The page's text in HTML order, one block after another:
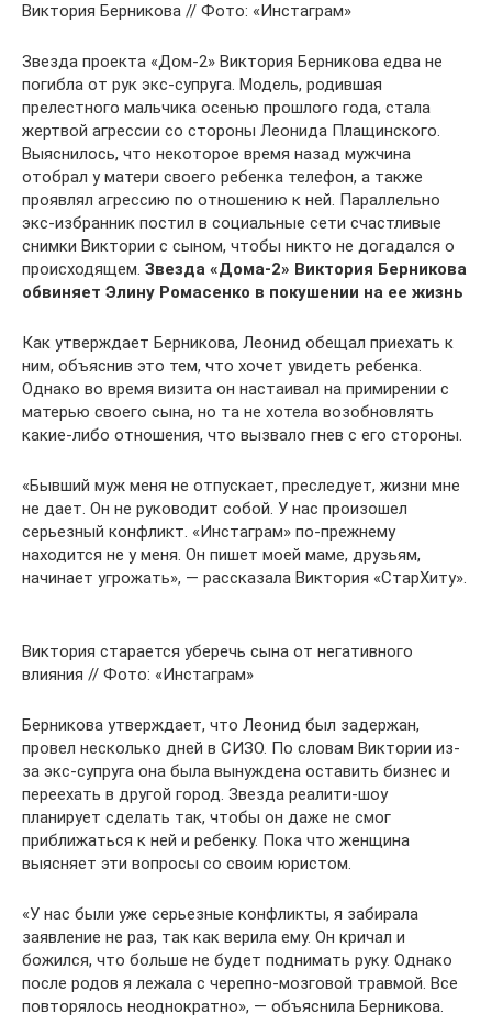
Виктория Берникова // Фото: «Инстаграм»
Звезда проекта «Дом-2» Виктория Берникова едва не
погибла от рук экс-супруга. Модель, родившая
прелестного мальчика осенью прошлого года, стала
жертвой агрессии со стороны Леонида Плащинского.
Выяснилось, что некоторое время назад мужчина
отобрал у матери своего ребенка телефон, а также
проявлял агрессию по отношению к ней. Параллельно
экс-избранник постил в социальные сети счастливые
снимки Виктории с сыном, чтобы никто не догадался о
происходящем. Звезда «Дома-2» Виктория Берникова
обвиняет Элину Ромасенко в покушении на ее жизнь
Как утверждает Берникова, Леонид обещал приехать к
ним, объяснив это тем, что хочет увидеть ребенка.
Однако во время визита он настаивал на примирении с
матерью своего сына, но та не хотела возобновлять
какие-либо отношения, что вызвало гнев с его стороны.
«Бывший муж меня не отпускает, преследует, жизни мне
не дает. Он не руководит собой. У нас произошел
серьезный конфликт. «Инстаграм» по-прежнему
находится не у меня. Он пишет моей маме, друзьям,
начинает угрожать», — рассказала Виктория «СтарХиту».
Виктория старается уберечь сына от негативного
влияния // Фото: «Инстаграм»
Берникова утверждает, что Леонид был задержан,
провел несколько дней в СИЗО. По словам Виктории из-
за экс-супруга она была вынуждена оставить бизнес и
переехать в другой город. Звезда реалити-шоу
планирует сделать так, чтобы он даже не смог
приближаться к ней и ребенку. Пока что женщина
выясняет эти вопросы со своим юристом.
«У нас были уже серьезные конфликты, я забирала
заявление не раз, так как верила ему. Он кричал и
божился, что больше не будет поднимать руку. Однако
после родов я лежала с черепно-мозговой травмой. Все
повторялось неоднократно», — объяснила Берникова.